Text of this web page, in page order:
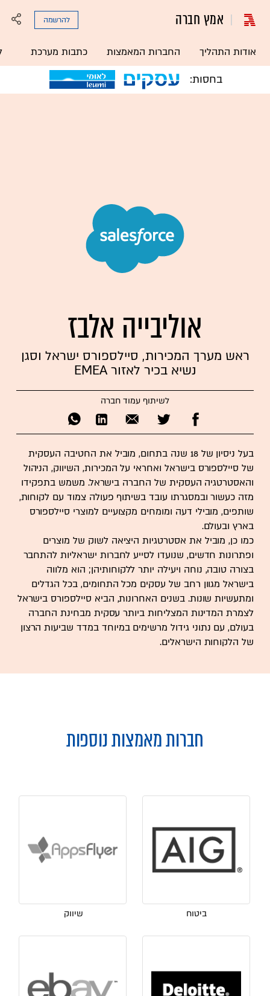
אמץ חברה
אודות התהליך החברות המאמצות כתבות מערכת
להרשמה
בחסות:
אוליבייה אלבז
ראש מערך המכירות, סיילספורס ישראל וסגן
נשיא בכיר לאזור EMEA
לשיתוף עמוד חברה
בעל ניסיון של 18 שנה בתחום, מוביל את החטיבה העסקית
של סיילספורס בישראל ואחראי על המכירות, השיווק, הניהול
והאסטרטגיה העסקית של החברה בישראל. משמש בתפקידו
מזה כעשור ובמסגרתו עובד בשיתוף פעולה צמוד עם לקוחות,
שותפים, מובילי דעה ומומחים מקצועיים למוצרי סיילספורס
בארץ ובעולם.
כמו כן, מוביל את אסטרטגיות היציאה לשוק של מוצרים
ופתרונות חדשים, שנועדו לסייע לחברות ישראליות להתחבר
בצורה טובה, נוחה ויעילה יותר ללקוחותיהן; הוא מלווה
בישראל מגוון רחב של עסקים מכל התחומים, בכל הגדלים
ומתעשיות שונות. בשנים האחרונות, הביא סיילספורס בישראל
לצמרת המדינות המצליחות ביותר עסקית מבחינת החברה
בעולם, עם נתוני גידול מרשימים במיוחד במדד שביעות הרצון
של הלקוחות הישראלים.
חברות מאמצות נוספות
ביטוח שיווק